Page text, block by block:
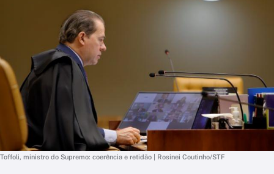
Toffoli, ministro do Supremo: coerência e retidão | Rosinei Coutinho/STF